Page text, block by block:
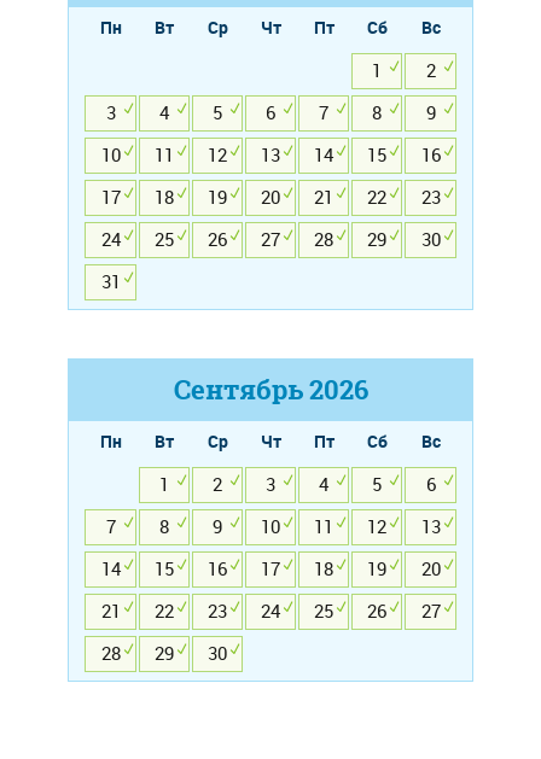
Пн Вт Ср Чт Пт Сб
Вс
1
2
3
4 5 6 7 8
9
10
11 12 13 14 15
16
17
18 19 20 21 22
23
24
25 26 27 28 29
30
31
Сентябрь2026
Пн Вт Ср Чт Пт Сб
Вс
1
2 3 4 5
6
7
8 9 10 11 12
13
14
15 16 17 18 19
20
21
22 23 24 25 26
27
28
29 30